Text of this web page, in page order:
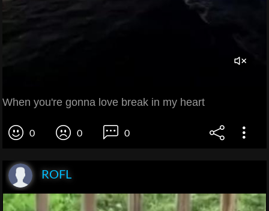
When you're gonna love break in my heart
0 0 0
ROFL